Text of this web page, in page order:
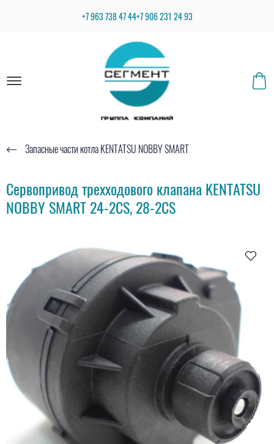
+7 963 738 47 44+7 906 231 24 93
Запасные части котла KENTATSU NOBBY SMART
Сервопривод трехходового клапана KENTATSU
NOBBY SMART 24-2CS, 28-2CS